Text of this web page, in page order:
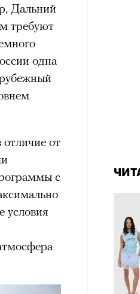
Дальний
требуют
одна
от
с
условия
шуми
один
собой.
между
но